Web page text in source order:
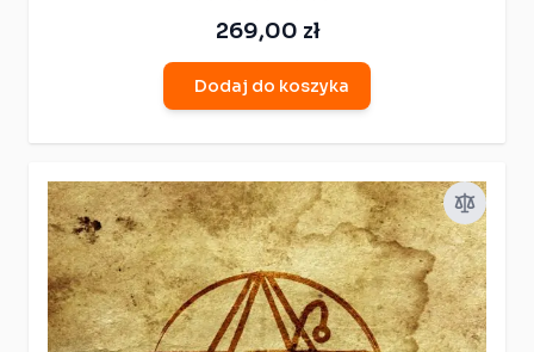
269,00 zł
Dodaj do koszyka